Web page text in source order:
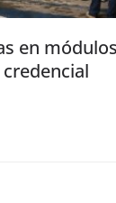
en